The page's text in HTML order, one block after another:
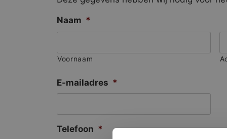
Naam *
Voornaam
E-mailadres *
Telefoon *